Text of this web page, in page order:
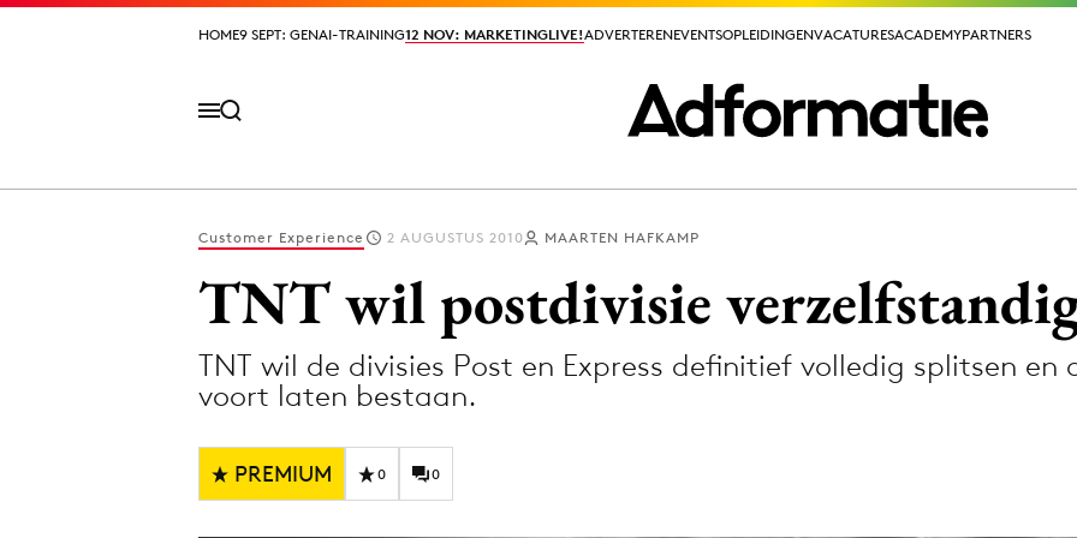
HOME9 SEPT: GENAI-TRAINING12 NOV: MARKETINGLIVE!ADVERTERENEVENTSOPLEIDINGENVACATURESACADEMYPARTNERS
HOME9 SEPT: GENAI-TRAINING12 NOV: MARKETINGLIVE!ADVERTERENEVENTSOPLEIDINGENVACATURESACADEMYPARTNERS
Digital transformation
Diversiteit
Customer Experience 2 AUGUSTUS 2010 MAARTEN HAFKAMP
TNT wil postdivisie
TNT wil de divisies Post en Express definitief volledig splitsen
voort laten bestaan.
PREMIUM 0 0